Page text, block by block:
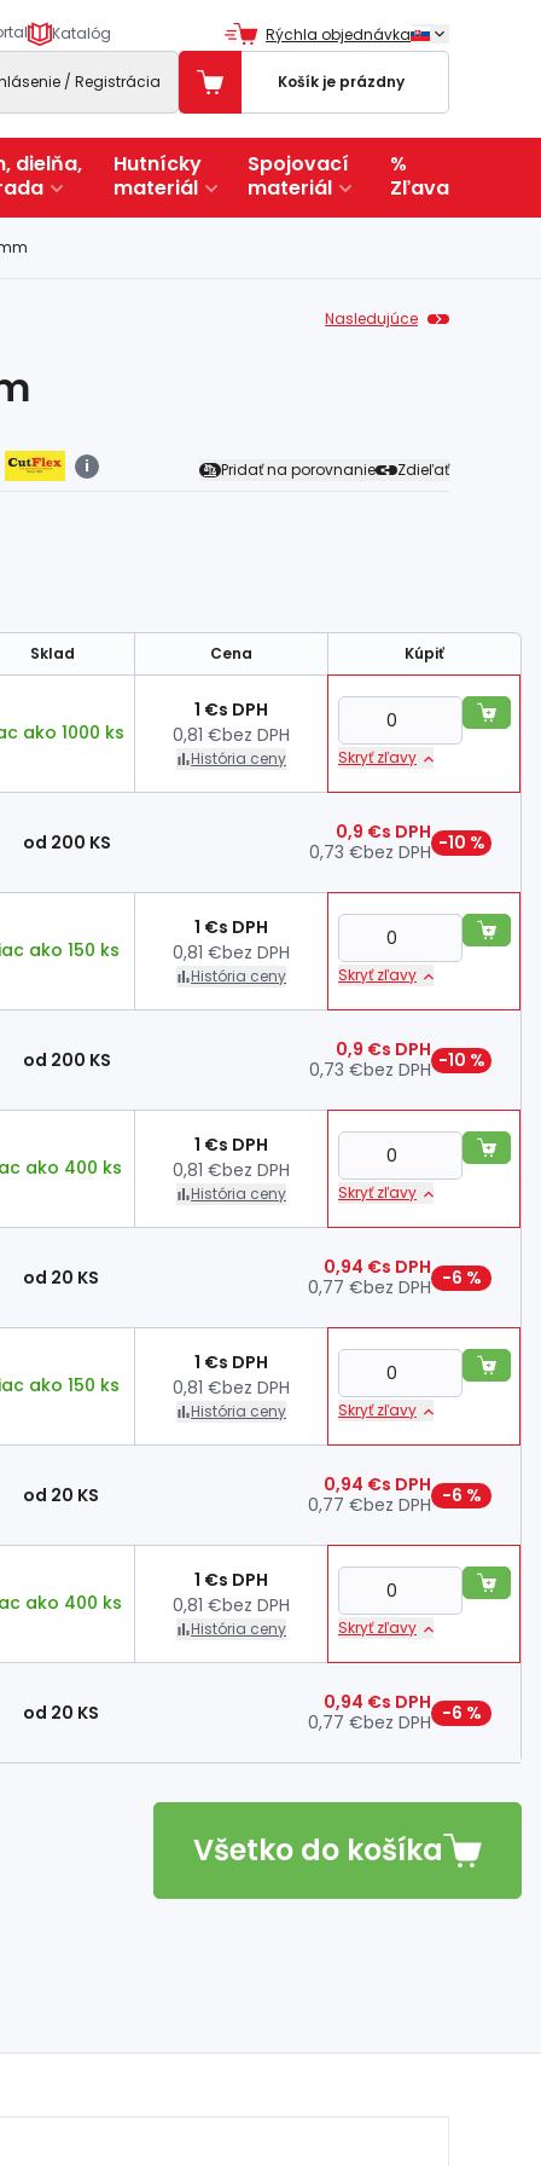
Katalóg Rýchla objednávka
/ Registrácia Košík je prázdny
dielňa,
Hutnícky
materiál
Spojovací
materiál
%
Zľava
Nasledujúce
i Pridať na porovnanie Zdieľať
Sklad Cena Kúpiť
ako 1000 ks 0,81 €bez DPH
1 €s DPH
História ceny Skryť zľavy
od 200 KS 0,9 €s DPH
0,73 €bez DPH −10 %
ako 150 ks 0,81 €bez DPH
1 €s DPH
História ceny Skryť zľavy
od 200 KS 0,9 €s DPH
0,73 €bez DPH −10 %
ako 400 ks 0,81 €bez DPH
1 €s DPH
História ceny Skryť zľavy
od 20 KS 0,94 €s DPH
0,77 €bez DPH −6 %
ako 150 ks 0,81 €bez DPH
1 €s DPH
História ceny Skryť zľavy
od 20 KS 0,94 €s DPH
0,77 €bez DPH −6 %
ako 400 ks 0,81 €bez DPH
1 €s DPH
História ceny Skryť zľavy
od 20 KS 0,94 €s DPH
0,77 €bez DPH −6 %
Všetko do košíka